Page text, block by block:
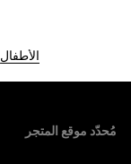
الأطفال
مُحدّد موقع المتجر